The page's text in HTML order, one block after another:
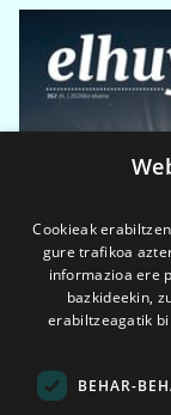
Cookieak
gure trafikoa
informazioa ere
bazkideekin,
erabiltzeagatik
BEHAR-